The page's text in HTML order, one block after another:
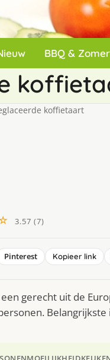
BBQ & Zomer
koffietaart
3.57 (7)
Pinterest Kopieer link
gerecht uit de